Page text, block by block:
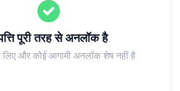
पूरी तरह से अनलॉक है
और कोई आगामी अनलॉक शेष नहीं है